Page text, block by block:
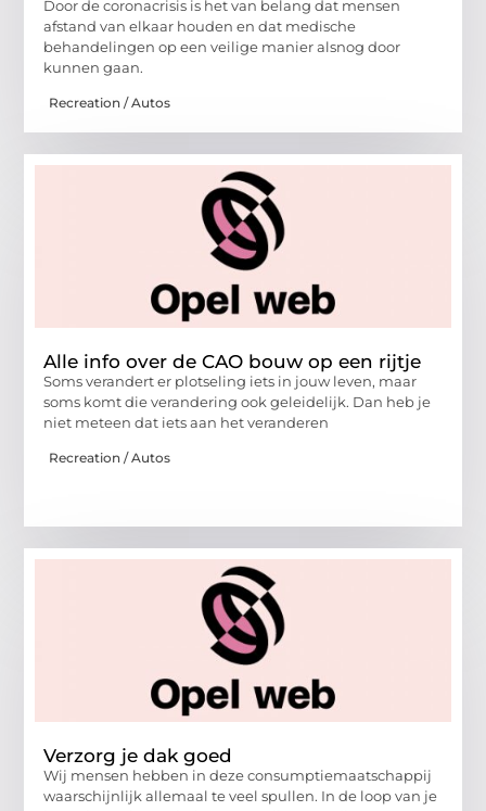
Door de coronacrisis is het van belang dat mensen
afstand van elkaar houden en dat medische
behandelingen op een veilige manier alsnog door
kunnen gaan.
Recreation / Autos
Alle info over de CAO bouw op een rijtje
Soms verandert er plotseling iets in jouw leven, maar
soms komt die verandering ook geleidelijk. Dan heb je
niet meteen dat iets aan het veranderen
Recreation / Autos
Verzorg je dak goed
Wij mensen hebben in deze consumptiemaatschappij
waarschijnlijk allemaal te veel spullen. In de loop van je